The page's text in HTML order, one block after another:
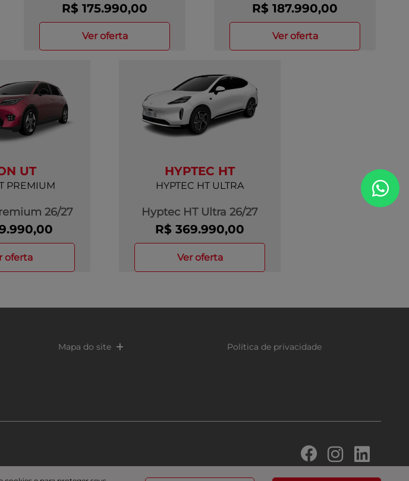
R$ 175.990,00
ver oferta
R$ 187.990,00
ver oferta
UT
PREMIUM
26/27
oferta
HYPTEC HT
HYPTEC HT ULTRA
Hyptec HT Ultra 26/27
R$ 369.990,00
ver oferta
Mapa do site Política de privacidade